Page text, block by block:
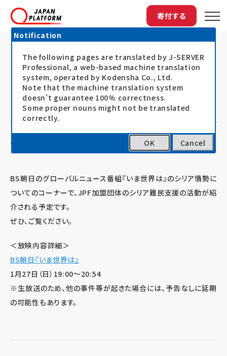
寄付する
トップ 最新情報 TV出演：『いま世界は』シリア情勢のコー...
TV出演：『いま世界は』シリア情勢の
コーナーで、JPF加盟団体が紹介され
ます（1月27日BS朝日）
13.01.25
BS朝日のグローバルニュース番組『いま世界は』のシリア情勢に
ついてのコーナーで、JPF加盟団体のシリア難民支援の活動が紹
介される予定です。
ぜひ、ご覧ください。
＜放映内容詳細＞
BS朝日『いま世界は』
1月27日（日）19:00～20:54
※生放送のため、他の事件等が起きた場合には、予告なしに延期
の可能性もあります。
Notification
The following pages are translated by J-SERVER
Professional, a web-based machine translation
system, operated by Kodensha Co., Ltd.
Note that the machine translation system
doesn't guarantee 100% correctness.
Some proper nouns might not be translated
correctly.
OK Cancel